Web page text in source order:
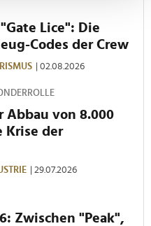
Ihre Präferenzen im
und Anzeigen zu
Website zu
Informationen zu Ihrer
unsere Partner für
weiter. Unsere
möglicherweise mit
Sie ihnen bereitgestellt
Ihrer Nutzung der Dienste
Lice": Die
Codes der Crew
| 02.08.2026
Abbau von 8.000
Krise der
| 29.07.2026
Zwischen "Peak",